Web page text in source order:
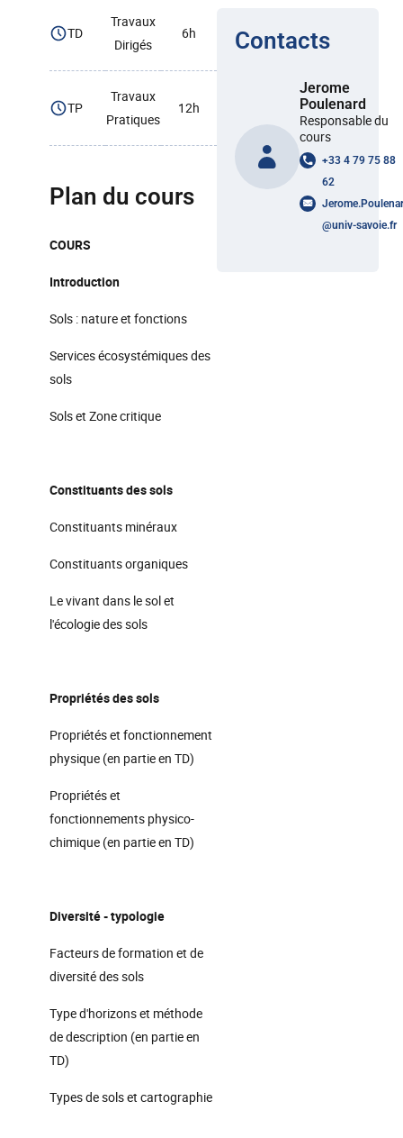
TD
Travaux
Dirigés
6h
TP
Travaux
Pratiques
12h
Plan du cours
COURS
Introduction
Sols : nature et fonctions
Services écosystémiques des
sols
Sols et Zone critique
Constituants des sols
Constituants minéraux
Constituants organiques
Le vivant dans le sol et
l'écologie des sols
Propriétés des sols
Propriétés et fonctionnement
physique (en partie en TD)
Propriétés et
fonctionnements physico-
chimique (en partie en TD)
Diversité - typologie
Facteurs de formation et de
diversité des sols
Type d'horizons et méthode
de description (en partie en
TD)
Types de sols et cartographie
Contacts
Jerome
Poulenard
Responsable du
cours
+33 4 79 75 88
62
@univ-savoie.fr